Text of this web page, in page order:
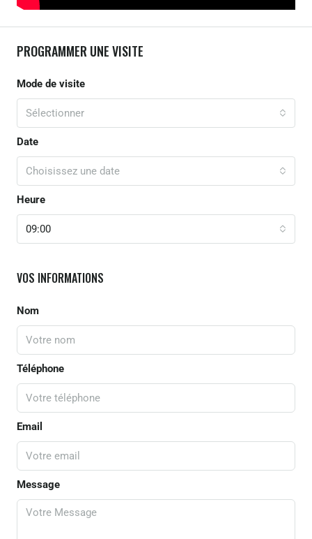
PROGRAMMER UNE VISITE
Mode de visite
Sélectionner
Date
Choisissez une date
Heure
09:00
VOS INFORMATIONS
Nom
Téléphone
Email
Message